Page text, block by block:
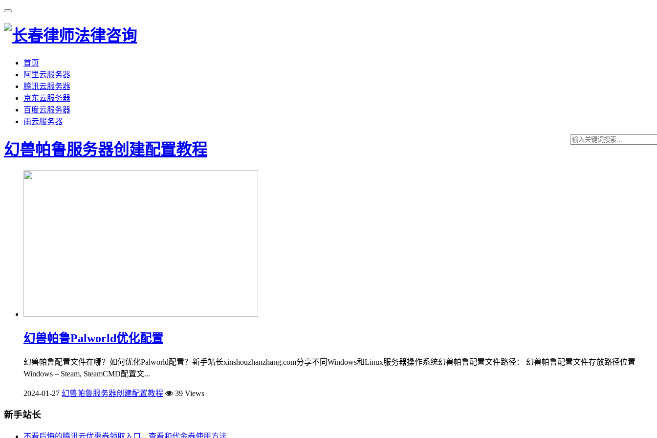
首页
阿里云服务器
腾讯云服务器
京东云服务器
百度云服务器
雨云服务器
幻兽帕鲁服务器创建配置教程
幻兽帕鲁Palworld优化配置
幻兽帕鲁配置文件在哪？如何优化Palworld配置？新手站长xinshouzhanzhang.com分享不同Windows和Linux服务器操作系统幻兽帕鲁配置文件路径： 幻兽帕鲁配置文件存放路径位置
Windows – Steam, SteamCMD配置文...
2024-01-27 幻兽帕鲁服务器创建配置教程 39 Views
新手站长
不看后悔的腾讯云优惠券领取入口、查看和代金券使用方法